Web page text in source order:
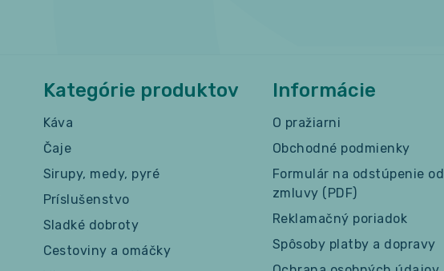
Kategórie produktov
Káva
Čaje
Sirupy, medy, pyré
Príslušenstvo
Sladké dobroty
Cestoviny a omáčky
Informácie
O pražiarni
Obchodné podmienky
Formulár na odstúpenie od
zmluvy (PDF)
Reklamačný poriadok
Spôsoby platby a dopravy